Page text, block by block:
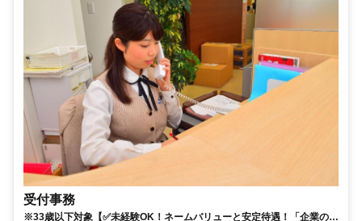
受付事務
※33歳以下対象【✅️未経験OK！ネームバリューと安定待遇！「企業の